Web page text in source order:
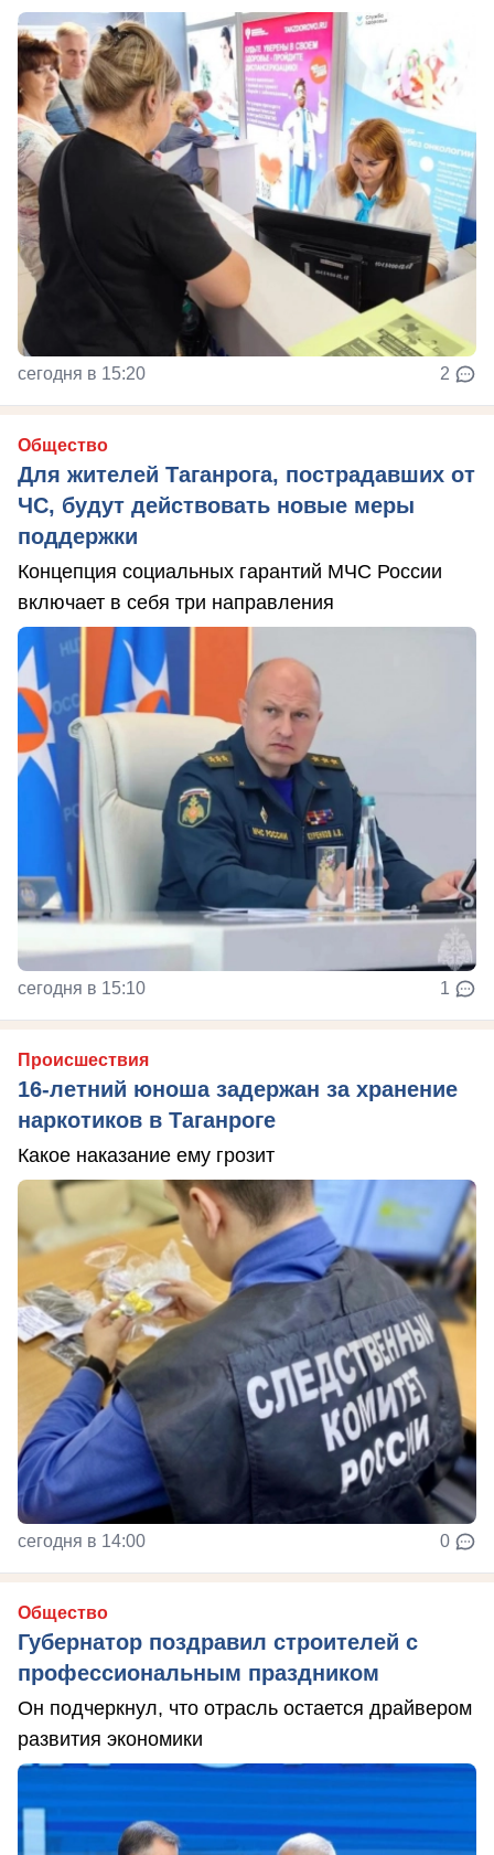
сегодня в 15:20 2
Общество
Для жителей Таганрога, пострадавших от
ЧС, будут действовать новые меры
поддержки
Концепция социальных гарантий МЧС России
включает в себя три направления
сегодня в 15:10 1
Происшествия
16-летний юноша задержан за хранение
наркотиков в Таганроге
Какое наказание ему грозит
сегодня в 14:00 0
Общество
Губернатор поздравил строителей с
профессиональным праздником
Он подчеркнул, что отрасль остается драйвером
развития экономики